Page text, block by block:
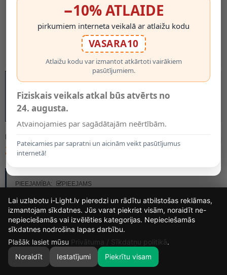
0
MODELIS:
20.95€
PIEEJAMĪBA:
PIEEJAMS
−10% ATLAIDE
pirkumiem interneta veikalā ar atlaižu kodu
VASARA10
Atlaižu kodu var izmantot atkārtoti vairākiem
pasūtījumiem.
Fiziskais veikals atkal būs atvērts no
24. augusta.
Atvainojamies par sagādātajām neērtībām.
Pateicamies par sapratni un aicinām veikt pasūtījumus
internetā!
13
DIENAS
21
STUNDAS
54
MIN.
8
Lai uzlabotu i-Light.lv pieredzi un rādītu atbilstošas reklāmas,
izmantojam sīkdatnes. Jūs varat piekrist visām, noraidīt ne-
nepieciešamās vai izvēlēties kategorijas. Nepieciešamās
sīkdatnes nodrošina lapas darbību.
Plašāk lasiet mūsu Privātuma / Sīkdatņu politikā.
Noraidīt
Iestatījumi Piekrītu visam